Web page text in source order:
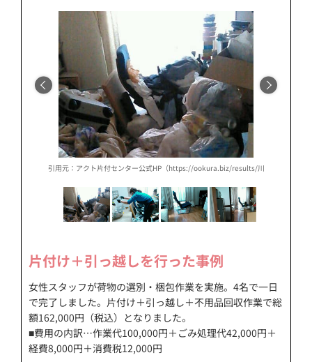
川崎市k様%e3%80%80部屋片付け、仕分け選別、不用品回収/）
引用元：アクト片付センター公式HP（https://ookura.biz/results/川崎市k様
片付け＋引っ越しを行った事例
女性スタッフが荷物の選別・梱包作業を実施。4名で一日
で完了しました。片付け＋引っ越し＋不用品回収作業で総
額162,000円（税込）となりました。
■費用の内訳…作業代100,000円＋ごみ処理代42,000円＋
経費8,000円＋消費税12,000円